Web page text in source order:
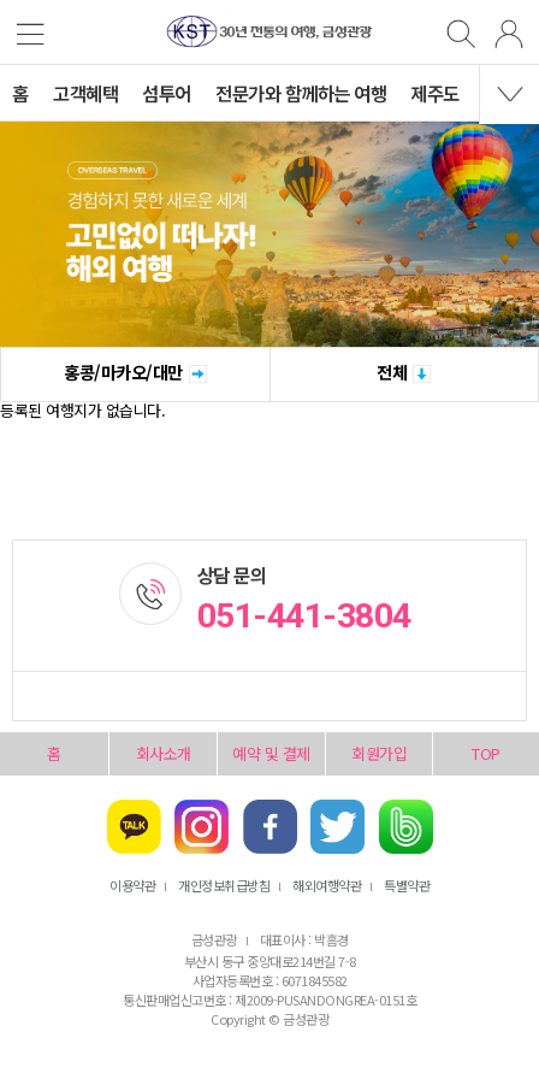
홈 고객혜택 섬투어 전문가와 함께하는 여행 제주도 국내
홍콩/마카오/대만 전체
등록된 여행지가 없습니다.
상담 문의
051-441-3804
홈 회사소개 예약 및 결제 회원가입 TOP
이용약관 l 개인정보취급방침 l 해외여행약관 l 특별약관
금성관광 l
대표이사 : 박흠경
부산시 동구 중앙대로214번길 7-8
사업자등록번호 : 6071845582
통신판매업신고번호 : 제2009-PUSANDONGREA-0151호
Copyright © 금성관광